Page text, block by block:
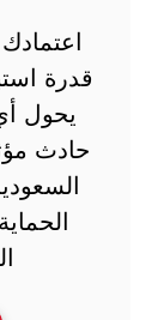
قدرة
يحول
حادث